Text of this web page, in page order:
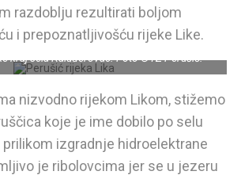
razdoblju rezultirati boljom
i prepoznatljivošću rijeke Like.
kraj sela Kaluđerovac. Foto ©TZ Perušić.
nizvodno rijekom Likom, stižemo
koje je ime dobilo po selu
izgradnje hidroelektrane
je ribolovcima jer se u jezeru